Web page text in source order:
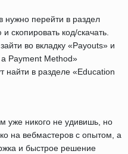
нужно перейти в раздел
скопировать код/скачать.
во вкладку «Payouts» и
a Payment Method»
найти в разделе «Education
уже никого не удивишь, но
на вебмастеров с опытом, а
и быстрое решение